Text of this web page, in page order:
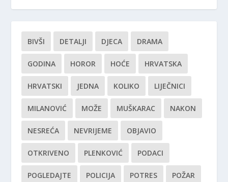
BIVŠI DETALJI DJECA DRAMA
GODINA HOROR HOĆE HRVATSKA
HRVATSKI JEDNA KOLIKO LIJEČNICI
MILANOVIĆ MOŽE MUŠKARAC NAKON
NESREĆA NEVRIJEME OBJAVIO
OTKRIVENO PLENKOVIĆ PODACI
POGLEDAJTE POLICIJA POTRES POŽAR